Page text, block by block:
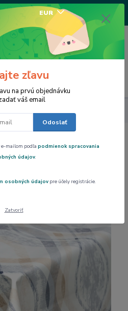
EUR
0,00 EUR
rôzne rozmery, PTEX 3A9-15
rôzne rozmery,
zľavu
na prvú objednávku
váš email
Odoslať
e-mailom podľa podmienok spracovania
údajov.
osobných údajov pre účely registrácie.
Zatvoriť